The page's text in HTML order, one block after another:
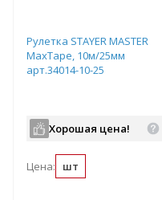
Рулетка STAYER МASTER
MaxTape, 10м/25мм
арт.34014-10-25
Хорошая цена!
Цена: шт